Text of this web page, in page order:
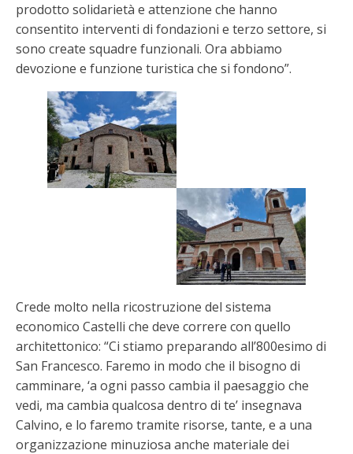
prodotto solidarietà e attenzione che hanno
consentito interventi di fondazioni e terzo settore, si
sono create squadre funzionali. Ora abbiamo
devozione e funzione turistica che si fondono”.
Crede molto nella ricostruzione del sistema
economico Castelli che deve correre con quello
architettonico: “Ci stiamo preparando all’800esimo di
San Francesco. Faremo in modo che il bisogno di
camminare, ‘a ogni passo cambia il paesaggio che
vedi, ma cambia qualcosa dentro di te’ insegnava
Calvino, e lo faremo tramite risorse, tante, e a una
organizzazione minuziosa anche materiale dei